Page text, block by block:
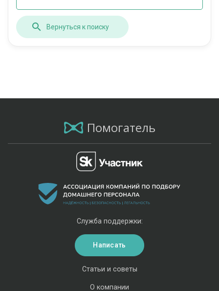
Вернуться к поиску
Помогатель
Статьи и советы
О компании
Служба поддержки:
Написать